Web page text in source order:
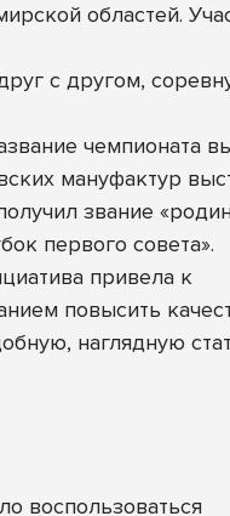
областей.
с другом,
чемпионата
мануфактур
звание
первого совета».
привела к
повысить
наглядную
воспользоваться